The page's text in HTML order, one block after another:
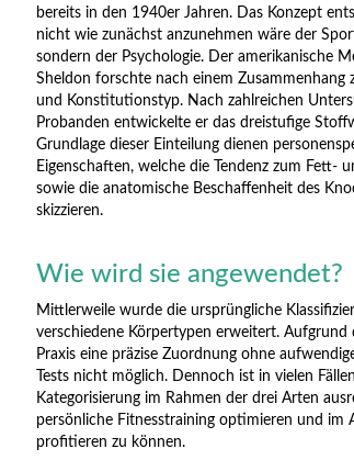
bereits in den 1940er Jahren. Das Konzept
nicht wie zunächst anzunehmen wäre der
sondern der Psychologie. Der amerikanische
Sheldon forschte nach einem Zusammenhang
und Konstitutionstyp. Nach zahlreichen
Probanden entwickelte er das dreistufige
Grundlage dieser Einteilung dienen
Eigenschaften, welche die Tendenz zum Fett-
sowie die anatomische Beschaffenheit des
skizzieren.
Wie wird sie angewendet?
Mittlerweile wurde die ursprüngliche
verschiedene Körpertypen erweitert. Aufgrund
Praxis eine präzise Zuordnung ohne
Tests nicht möglich. Dennoch ist in vielen
Kategorisierung im Rahmen der drei Arten
persönliche Fitnesstraining optimieren und im
profitieren zu können.